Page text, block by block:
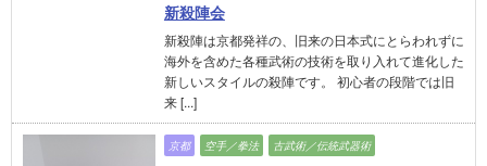
新殺陣会
新殺陣は京都発祥の、旧来の日本式にとらわれずに
海外を含めた各種武術の技術を取り入れて進化した
新しいスタイルの殺陣です。 初心者の段階では旧
来 [...]
京都 空手／拳法 古武術／伝統武器術